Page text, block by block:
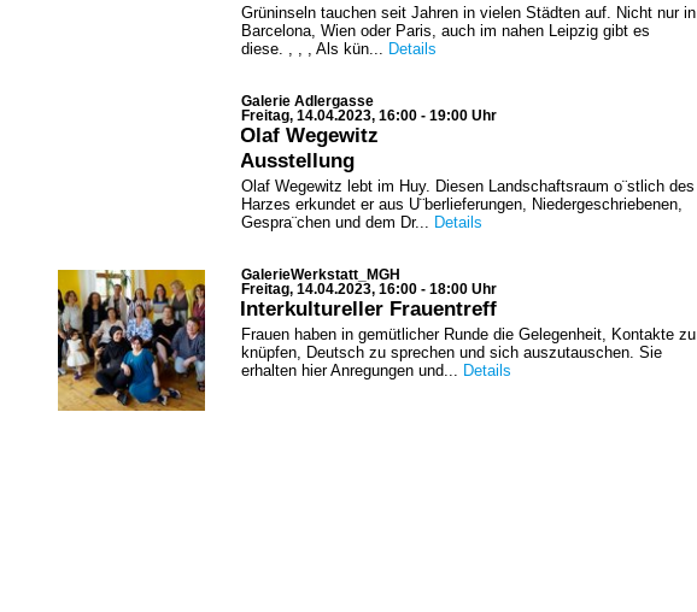
Grüninseln tauchen seit Jahren in vielen Städten auf. Nicht nur in
Barcelona, Wien oder Paris, auch im nahen Leipzig gibt es
diese. , , , Als kün...
Details
Galerie Adlergasse
Freitag, 14.04.2023, 16:00 - 19:00 Uhr
Olaf Wegewitz
Ausstellung
Olaf Wegewitz lebt im Huy. Diesen Landschaftsraum o¨stlich des
Harzes erkundet er aus U¨berlieferungen, Niedergeschriebenen,
Gespra¨chen und dem Dr...
Details
GalerieWerkstatt_MGH
Freitag, 14.04.2023, 16:00 - 18:00 Uhr
Interkultureller Frauentreff
Frauen haben in gemütlicher Runde die Gelegenheit, Kontakte zu
knüpfen, Deutsch zu sprechen und sich auszutauschen. Sie
erhalten hier Anregungen und...
Details